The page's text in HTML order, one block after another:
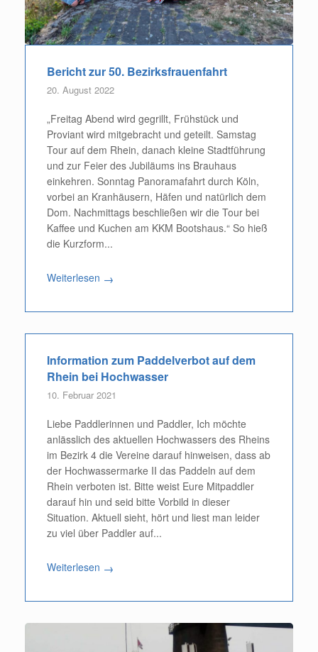
Bericht zur 50. Bezirksfrauenfahrt
20. August 2022
„Freitag Abend wird gegrillt, Frühstück und
Proviant wird mitgebracht und geteilt. Samstag
Tour auf dem Rhein, danach kleine Stadtführung
und zur Feier des Jubiläums ins Brauhaus
einkehren. Sonntag Panoramafahrt durch Köln,
vorbei an Kranhäusern, Häfen und natürlich dem
Dom. Nachmittags beschließen wir die Tour bei
Kaffee und Kuchen am KKM Bootshaus.“ So hieß
die Kurzform...
Weiterlesen →
Information zum Paddelverbot auf dem
Rhein bei Hochwasser
10. Februar 2021
Liebe Paddlerinnen und Paddler, Ich möchte
anlässlich des aktuellen Hochwassers des Rheins
im Bezirk 4 die Vereine darauf hinweisen, dass ab
der Hochwassermarke II das Paddeln auf dem
Rhein verboten ist. Bitte weist Eure Mitpaddler
darauf hin und seid bitte Vorbild in dieser
Situation. Aktuell sieht, hört und liest man leider
zu viel über Paddler auf...
Weiterlesen →